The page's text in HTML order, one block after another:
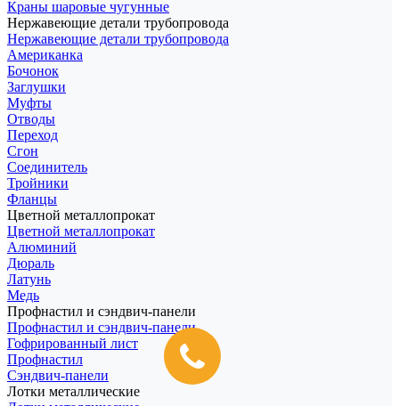
Краны шаровые чугунные
Нержавеющие детали трубопровода
Нержавеющие детали трубопровода
Американка
Бочонок
Заглушки
Муфты
Отводы
Переход
Сгон
Соединитель
Тройники
Фланцы
Цветной металлопрокат
Цветной металлопрокат
Алюминий
Дюраль
Латунь
Медь
Профнастил и сэндвич-панели
Профнастил и сэндвич-панели
Гофрированный лист
Профнастил
Сэндвич-панели
Лотки металлические